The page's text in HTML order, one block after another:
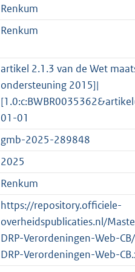
o
o
t
e
:
2
K
b
r
o
t
t
e
2
K
Renkum
Renkum
artikel 2.1.3 van de Wet
ondersteuning 2015]|
01-01
gmb-2025-289848
2025
Renkum
https://repository.officiele-
overheidspublicaties.nl/
DRP-Verordeningen-Web-
DRP-Verordeningen-Web-